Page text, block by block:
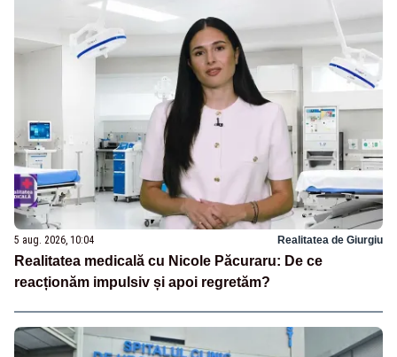
5 aug. 2026, 10:04 Realitatea de Giurgiu
Realitatea medicală cu Nicole Păcuraru: De ce
reacționăm impulsiv și apoi regretăm?